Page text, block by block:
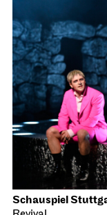
Schauspiel